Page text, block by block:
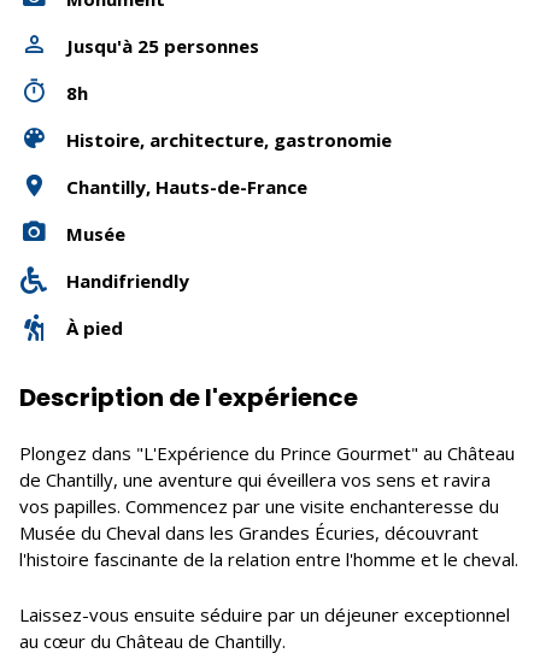
Jusqu'à 25 personnes
8h
Histoire, architecture, gastronomie
Chantilly, Hauts-de-France
Musée
Handifriendly
À pied
Description de l'expérience
Plongez dans "L'Expérience du Prince Gourmet" au Château
de Chantilly, une aventure qui éveillera vos sens et ravira
vos papilles. Commencez par une visite enchanteresse du
Musée du Cheval dans les Grandes Écuries, découvrant
l'histoire fascinante de la relation entre l'homme et le cheval.
Laissez-vous ensuite séduire par un déjeuner exceptionnel
au cœur du Château de Chantilly.